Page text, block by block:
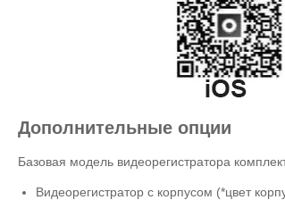
Дополнительные опции
Базовая модель видеорегистратора
Видеорегистратор с корпусом (*цвет